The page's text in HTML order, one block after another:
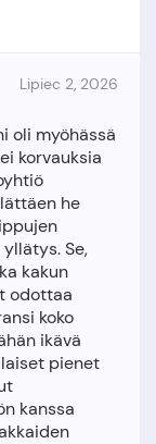
Lipiec 2, 2026
oli myöhässä
korvauksia
he
Se,
kakun
odottaa
koko
ikävä
pienet
kanssa